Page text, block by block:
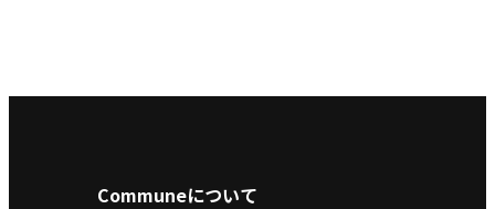
Communeについて